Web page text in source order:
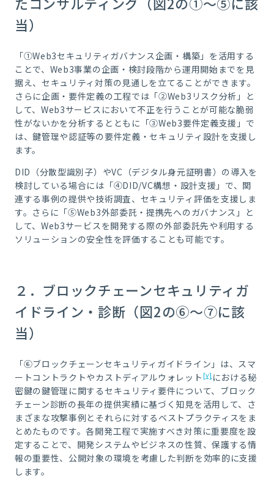
当）
「①Web3セキュリティガバナンス企画・構築」を活用する
ことで、Web3事業の企画・検討段階から運用開始までを見
据え、セキュリティ対策の見通しを立てることができます。
さらに企画・要件定義の工程では「②Web3リスク分析」と
して、Web3サービスにおいて不正を行うことが可能な脆弱
性がないかを分析するとともに「③Web3要件定義支援」で
は、鍵管理や認証等の要件定義・セキュリティ設計を支援し
ます。
DID（分散型識別子）やVC（デジタル身元証明書）の導入を
検討している場合には「④DID/VC構想・設計支援」で、関
連する事例の提供や技術調査、セキュリティ評価を支援しま
す。さらに「⑤Web3外部委託・提携先へのガバナンス」と
して、Web3サービスを開発する際の外部委託先や利用する
ソリューションの安全性を評価することも可能です。
２．ブロックチェーンセキュリティガ
イドライン・診断（図2の⑥～⑦に該
当）
「⑥ブロックチェーンセキュリティガイドライン」は、スマ
ートコントラクトやカストディアルウォレット[v]における秘
密鍵の鍵管理に関するセキュリティ要件について、ブロック
チェーン診断の長年の提供実績に基づく知見を活用して、さ
まざまな攻撃事例とそれらに対するベストプラクティスをま
とめたものです。各開発工程で実施すべき対策に重要度を設
定することで、開発システムやビジネスの性質、保護する情
報の重要性、公開対象の環境を考慮した判断を効率的に支援
します。